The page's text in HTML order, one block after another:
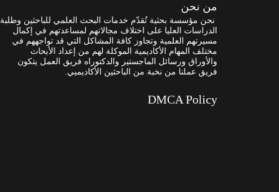
من نحن
نحن مؤسسة بحثية تُقدّم خدمات البحث العلمي للباحثين وطلبة
الدراسات العليا على اختلاف مجالاتهم لمساعدتهم في إكمال
مسيرتهم العلمية وتجاوز كافة المشاكل التي قد تواجههم في
مختلف المهام الأكاديمية الموكلة لهم من إعداد الأبحاث
والأوراق ورسائل الماجستير والدكتوراه فريق العمل يتكون
فريق عملنا من نخبة من الباحثين الأكاديميي.
DMCA Policy